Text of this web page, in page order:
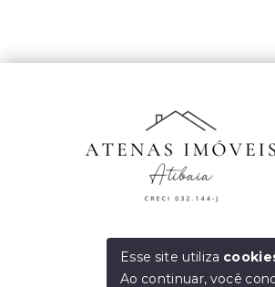
Esse site utiliza
Ao continuar, você